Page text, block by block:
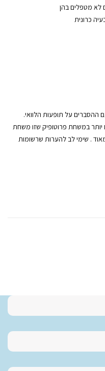
ההסברים על תופעות הלוואי.
יותר במשחת פרוטופיק שזו משחת
מאוד . שימי לב להערות שרשומות